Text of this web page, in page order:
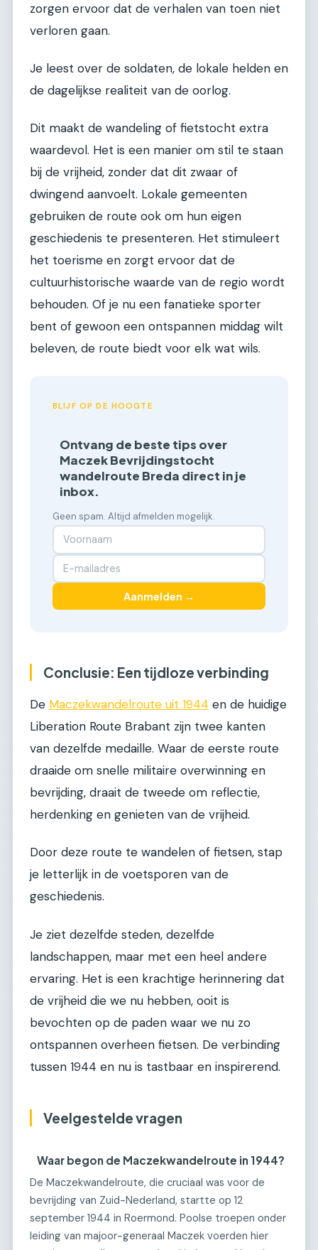
zorgen ervoor dat de verhalen van toen niet
verloren gaan.
Je leest over de soldaten, de lokale helden en
de dagelijkse realiteit van de oorlog.
Dit maakt de wandeling of fietstocht extra
waardevol. Het is een manier om stil te staan
bij de vrijheid, zonder dat dit zwaar of
dwingend aanvoelt. Lokale gemeenten
gebruiken de route ook om hun eigen
geschiedenis te presenteren. Het stimuleert
het toerisme en zorgt ervoor dat de
cultuurhistorische waarde van de regio wordt
behouden. Of je nu een fanatieke sporter
bent of gewoon een ontspannen middag wilt
beleven, de route biedt voor elk wat wils.
BLIJF OP DE HOOGTE
Ontvang de beste tips over
Maczek Bevrijdingstocht
wandelroute Breda direct in je
inbox.
Geen spam. Altijd afmelden mogelijk.
Aanmelden →
Conclusie: Een tijdloze verbinding
De Maczekwandelroute uit 1944 en de huidige
Liberation Route Brabant zijn twee kanten
van dezelfde medaille. Waar de eerste route
draaide om snelle militaire overwinning en
bevrijding, draait de tweede om reflectie,
herdenking en genieten van de vrijheid.
Door deze route te wandelen of fietsen, stap
je letterlijk in de voetsporen van de
geschiedenis.
Je ziet dezelfde steden, dezelfde
landschappen, maar met een heel andere
ervaring. Het is een krachtige herinnering dat
de vrijheid die we nu hebben, ooit is
bevochten op de paden waar we nu zo
ontspannen overheen fietsen. De verbinding
tussen 1944 en nu is tastbaar en inspirerend.
Veelgestelde vragen
Waar begon de Maczekwandelroute in 1944?
De Maczekwandelroute, die cruciaal was voor de
bevrijding van Zuid-Nederland, startte op 12
september 1944 in Roermond. Poolse troepen onder
leiding van majoor-generaal Maczek voerden hier